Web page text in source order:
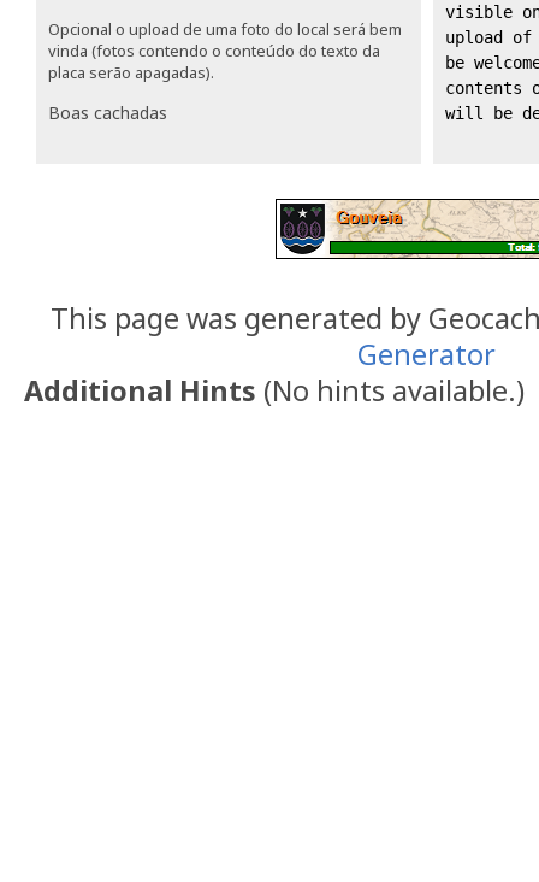
Opcional o upload de uma foto do local será bem
vinda (fotos contendo o conteúdo do texto da
placa serão apagadas).
Boas cachadas
visible
upload
be
contents
will be
This page was generated by
Generator
Additional Hints (No hints available.)